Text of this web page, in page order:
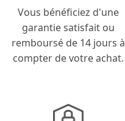
Vous bénéficiez d'une
garantie satisfait ou
remboursé de 14 jours à
compter de votre achat.